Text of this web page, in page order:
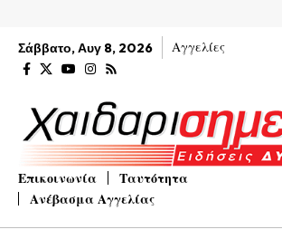
Σάββατο, Αυγ 8, 2026 Αγγελίες
Επικοινωνία
Ταυτότητα
Ανέβασμα Αγγελίας